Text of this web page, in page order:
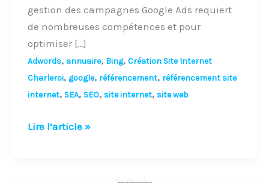
gestion des campagnes Google Ads requiert
de nombreuses compétences et pour
optimiser […]
Adwords, annuaire, Bing, Création Site Internet
Charleroi, google, référencement, référencement site
internet, SEA, SEO, site internet, site web
Lire l’article »